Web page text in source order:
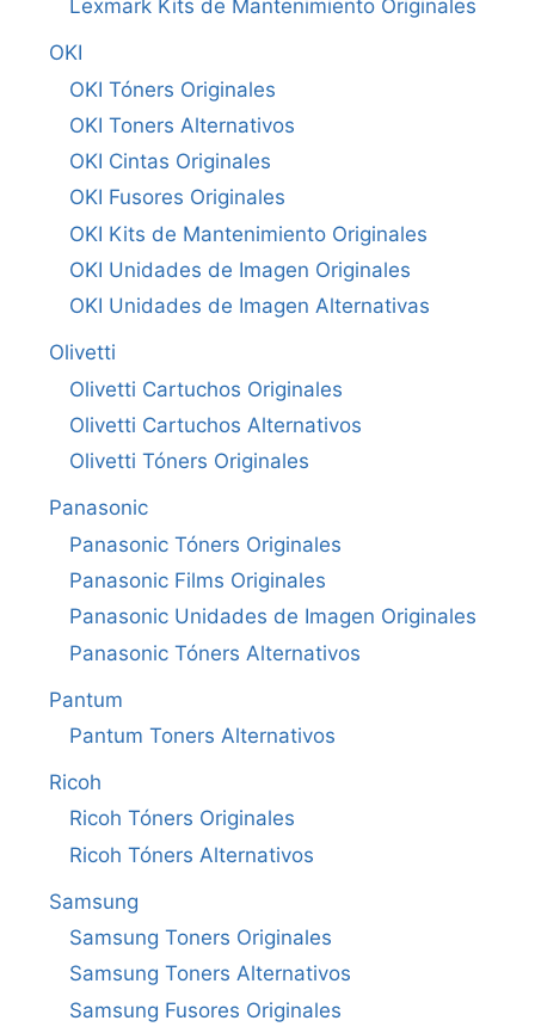
Lexmark Kits de Mantenimiento Originales
OKI
OKI Tóners Originales
OKI Toners Alternativos
OKI Cintas Originales
OKI Fusores Originales
OKI Kits de Mantenimiento Originales
OKI Unidades de Imagen Originales
OKI Unidades de Imagen Alternativas
Olivetti
Olivetti Cartuchos Originales
Olivetti Cartuchos Alternativos
Olivetti Tóners Originales
Panasonic
Panasonic Tóners Originales
Panasonic Films Originales
Panasonic Unidades de Imagen Originales
Panasonic Tóners Alternativos
Pantum
Pantum Toners Alternativos
Ricoh
Ricoh Tóners Originales
Ricoh Tóners Alternativos
Samsung
Samsung Toners Originales
Samsung Toners Alternativos
Samsung Fusores Originales